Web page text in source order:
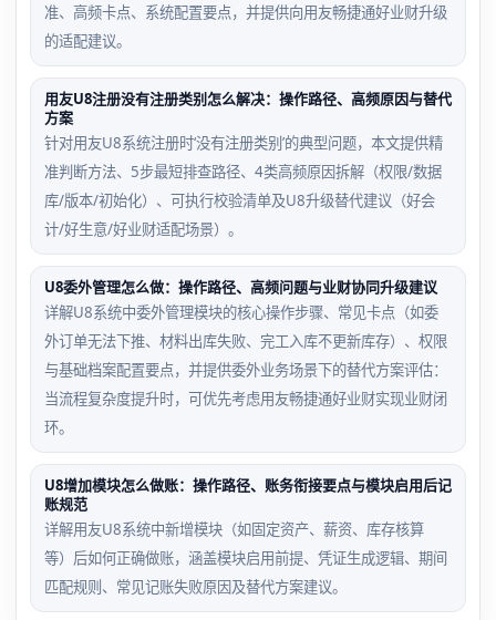
准、高频卡点、系统配置要点，并提供向用友畅捷通好业财升级
的适配建议。
用友U8注册没有注册类别怎么解决：操作路径、高频原因与替代
方案
针对用友U8系统注册时‘没有注册类别’的典型问题，本文提供精
准判断方法、5步最短排查路径、4类高频原因拆解（权限/数据
库/版本/初始化）、可执行校验清单及U8升级替代建议（好会
计/好生意/好业财适配场景）。
U8委外管理怎么做：操作路径、高频问题与业财协同升级建议
详解U8系统中委外管理模块的核心操作步骤、常见卡点（如委
外订单无法下推、材料出库失败、完工入库不更新库存）、权限
与基础档案配置要点，并提供委外业务场景下的替代方案评估：
当流程复杂度提升时，可优先考虑用友畅捷通好业财实现业财闭
环。
U8增加模块怎么做账：操作路径、账务衔接要点与模块启用后记
账规范
详解用友U8系统中新增模块（如固定资产、薪资、库存核算
等）后如何正确做账，涵盖模块启用前提、凭证生成逻辑、期间
匹配规则、常见记账失败原因及替代方案建议。